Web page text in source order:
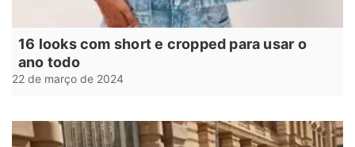
16 looks com short e cropped para usar o
ano todo
22 de março de 2024